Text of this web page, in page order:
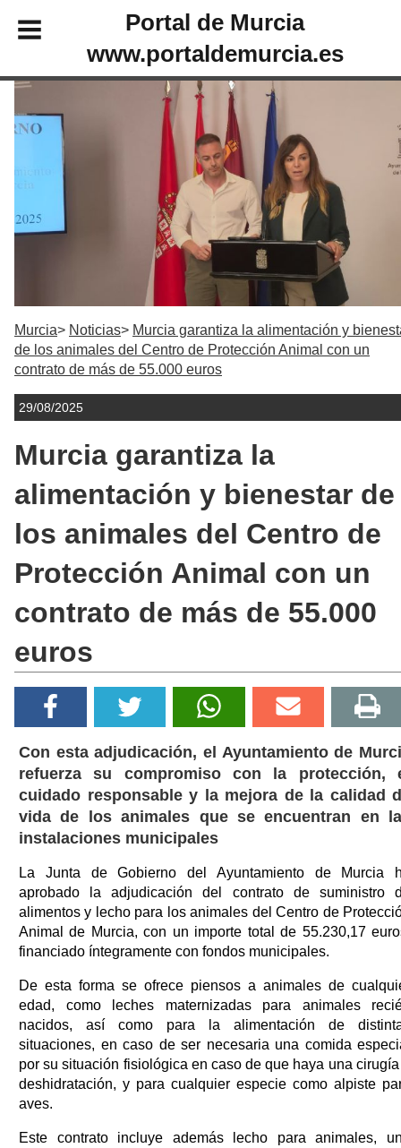
Portal de Murcia
www.portaldemurcia.es
Murcia Noticias
Murcia garantiza la alimentación y
de los animales del Centro de Protección Animal con un
contrato de más de 55.000 euros
29/08/2025
Murcia garantiza la
alimentación y bienestar de
los animales del Centro de
Protección Animal con un
contrato de más de 55.000
euros
Con esta adjudicación, el Ayuntamiento de
refuerza su compromiso con la protección,
cuidado responsable y la mejora de la calidad
vida de los animales que se encuentran en
instalaciones municipales
La Junta de Gobierno del Ayuntamiento de Murcia
aprobado la adjudicación del contrato de suministro
alimentos y lecho para los animales del Centro de
Animal de Murcia, con un importe total de 55.230,17
financiado íntegramente con fondos municipales.
De esta forma se ofrece piensos a animales de
edad, como leches maternizadas para animales
nacidos, así como para la alimentación de
situaciones, en caso de ser necesaria una comida
por su situación fisiológica en caso de que haya una
deshidratación, y para cualquier especie como alpiste
aves.
Este contrato incluye además lecho para animales,